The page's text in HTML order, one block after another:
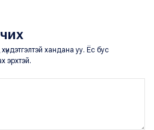
хандана уу. Ёс бус
эрхтэй.